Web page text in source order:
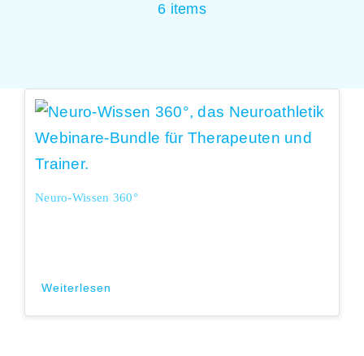
6 items
Neuro-Wissen 360°
Weiterlesen